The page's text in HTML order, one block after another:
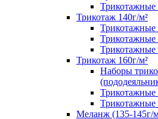
Трикотажные
Трикотаж 140г/м²
Трикотажные
Трикотажные
Трикотажные
Трикотаж 160г/м²
Наборы
Трикотажные
Трикотажные
Меланж (135-145г/